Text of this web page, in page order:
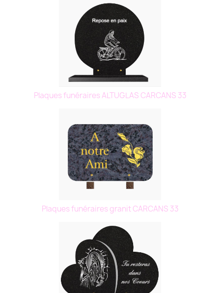
Plaques funéraires ALTUGLAS CARCANS 33
Plaques funéraires granit CARCANS 33